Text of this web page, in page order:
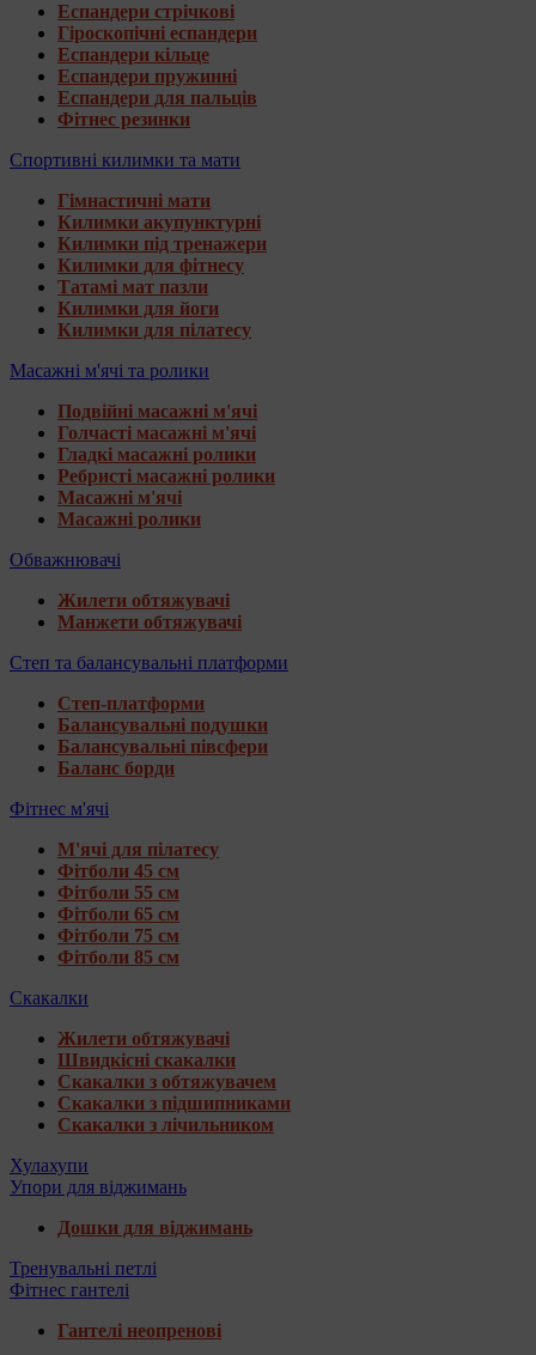
Еспандери стрічкові
Гіроскопічні еспандери
Еспандери кільце
Еспандери пружинні
Еспандери для пальців
Фітнес резинки
Спортивні килимки та мати
Гімнастичні мати
Килимки акупунктурні
Килимки під тренажери
Килимки для фітнесу
Татамі мат пазли
Килимки для йоги
Килимки для пілатесу
Масажні м'ячі та ролики
Подвійні масажні м'ячі
Голчасті масажні м'ячі
Гладкі масажні ролики
Ребристі масажні ролики
Масажні м'ячі
Масажні ролики
Обважнювачі
Жилети обтяжувачі
Манжети обтяжувачі
Степ та балансувальні платформи
Степ-платформи
Балансувальні подушки
Балансувальні півсфери
Баланс борди
Фітнес м'ячі
М'ячі для пілатесу
Фітболи 45 см
Фітболи 55 см
Фітболи 65 см
Фітболи 75 см
Фітболи 85 см
Скакалки
Жилети обтяжувачі
Швидкісні скакалки
Скакалки з обтяжувачем
Скакалки з підшипниками
Скакалки з лічильником
Хулахупи
Упори для віджимань
Дошки для віджимань
Тренувальні петлі
Фітнес гантелі
Гантелі неопренові